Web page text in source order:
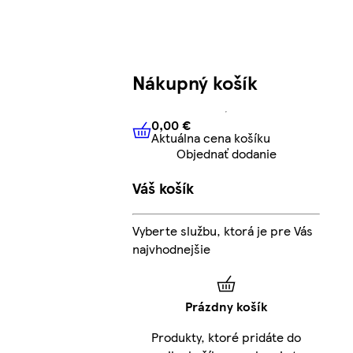
Nákupný košík
0,00 € Aktuálna cena košíku
0,00 €
Aktuálna cena košíku
Objednať dodanie
Váš košík
Vyberte službu, ktorá je pre Vás
najvhodnejšie
Prázdny košík
Produkty, ktoré pridáte do